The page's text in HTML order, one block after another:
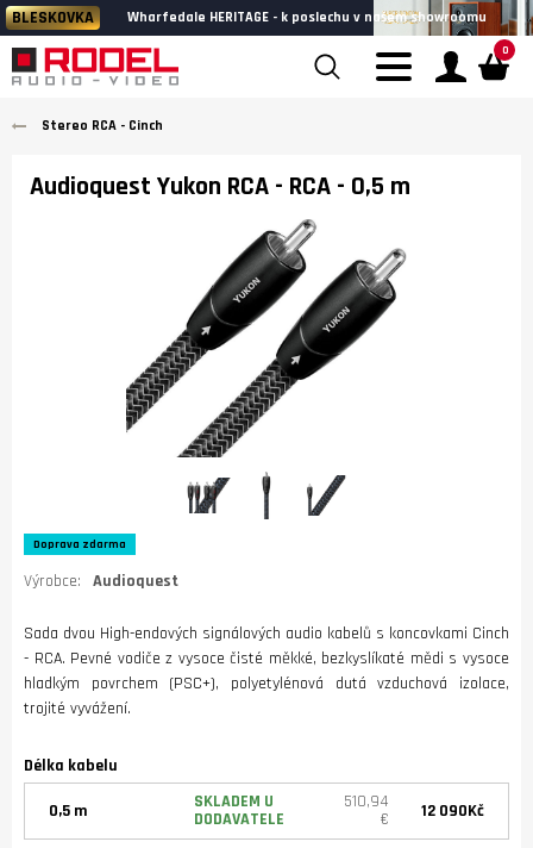
BLESKOVKA Wharfedale HERITAGE - k poslechu v našem showroomu
0
Stereo RCA - Cinch
Audioquest Yukon RCA - RCA - 0,5 m
Doprava zdarma
Výrobce: Audioquest
Sada dvou High-endových signálových audio kabelů s koncovkami Cinch
- RCA. Pevné vodiče z vysoce čisté měkké, bezkyslíkaté mědi s vysoce
hladkým povrchem (PSC+), polyetylénová dutá vzduchová izolace,
trojité vyvážení.
Délka kabelu
0,5 m
SKLADEM U
DODAVATELE
510,94
€
12 090Kč